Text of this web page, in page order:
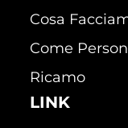
Cosa
Come
Ricamo
LINK